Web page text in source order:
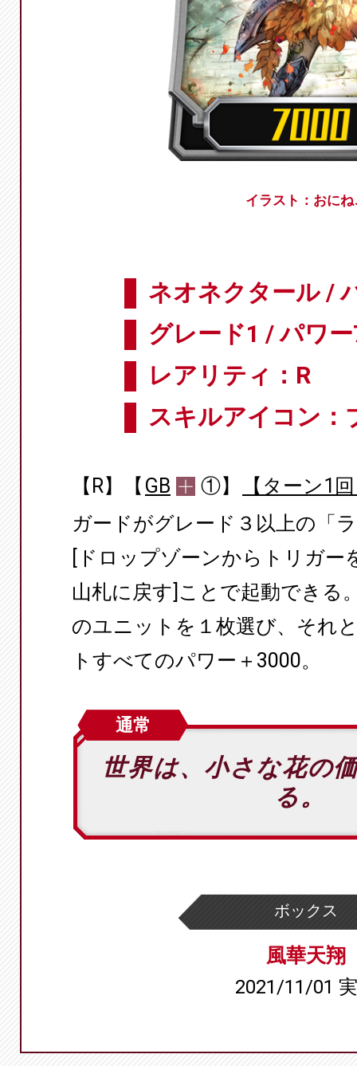
イラスト：おにね
ネオネクタール /
グレード1 / パワ
レアリティ：R
スキルアイコン：
【R】【 GB ①】
【ターン1
ガードがグレード３以上の「
[ドロップゾーンからトリガ
山札に戻す]ことで起動できる
のユニットを１枚選び、それ
トすべてのパワー＋3000。
通常
世界は、小さな花の
る。
ボックス
風華天翔
2021/11/01